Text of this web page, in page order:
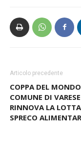
Articolo precedente
COPPA DEL
COMUNE DI VARESE
RINNOVA LA
SPRECO